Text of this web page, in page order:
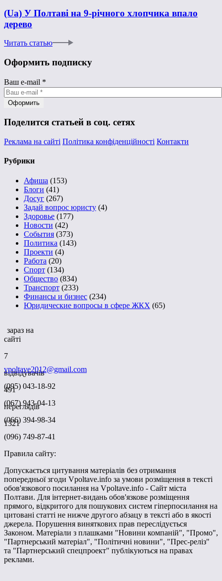
(Ua) У Полтаві на 9-річного хлопчика впало
дерево
Читать статью
Оформить подписку
Ваш e-mail *
Поделится статьей в соц. сетях
Реклама на сайті Політика конфіденційності Контакти
Рубрики
Афиша (153)
Блоги (41)
Досуг (267)
Задай вопрос юристу (4)
Здоровье (177)
Новости (42)
События (373)
Политика (143)
Проекти (4)
Работа (20)
Спорт (134)
Общество (834)
Транспорт (233)
Финансы и бизнес (234)
Юридические вопросы в сфере ЖКХ (65)
зараз на
сайті
7
відвідувачів
491
переглядів
1321
vpoltave2012@gmail.com
(095) 043-18-92
(067) 943-04-13
(066) 394-98-34
(096) 749-87-41
Правила сайту:
Допускається цитування матеріалів без отримання
попередньої згоди Vpoltave.info за умови розміщення в тексті
обов'язкового посилання на Vpoltave.info - Сайт міста
Полтави. Для інтернет-видань обов'язкове розміщення
прямого, відкритого для пошукових систем гіперпосилання на
цитовані статті не нижче другого абзацу в тексті або в якості
джерела. Порушення виняткових прав переслідується
Законом. Матеріали з плашками "Новини компаній", "Промо",
"Партнерський матеріал", "Політичні новини", "Прес-реліз"
та "Партнерський спецпроект" публікуються на правах
реклами.